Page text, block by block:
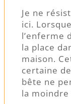
Je ne
ici.
l’enferme
la place
maison.
certaine
bête ne
la